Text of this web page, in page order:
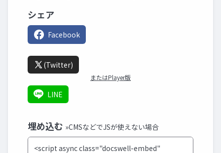
シェア
Facebook
(Twitter)
またはPlayer版
LINE
埋め込む »CMSなどでJSが使えない場合